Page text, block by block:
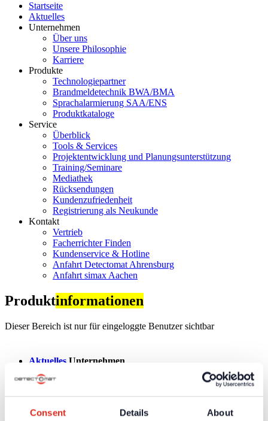
Consent Details About
Startseite
Aktuelles
Unternehmen
Über uns
Unsere Philosophie
Karriere
Produkte
Technologiepartner
Brandmeldetechnik BWA/BMA
Sprachalarmierung SAA/ENS
Produktkataloge
Service
Überblick
Tools & Services
Projektentwicklung und Planungsunterstützung
Training/Seminare
Mediathek
Rücksendungen
Kundenzufriedenheit
Registrierung als Neukunde
Kontakt
Vertrieb
Facherrichter Finden
Kundenservice & Hotline
Anfahrt Detectomat Ahrensburg
Anfahrt simax Aachen
Produktinformationen
Dieser Bereich ist nur für eingeloggte Benutzer sichtbar
Aktuelles Unternehmen
Unsere Philosophie
Technologiepartner